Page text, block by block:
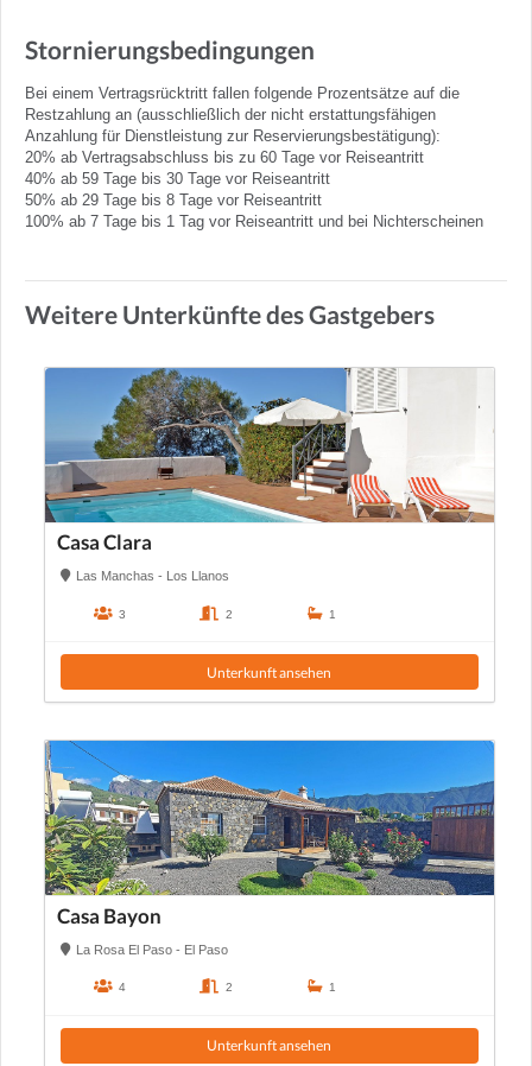
Stornierungsbedingungen
Bei einem Vertragsrücktritt fallen folgende Prozentsätze auf die
Restzahlung an (ausschließlich der nicht erstattungsfähigen
Anzahlung für Dienstleistung zur Reservierungsbestätigung):
20% ab Vertragsabschluss bis zu 60 Tage vor Reiseantritt
40% ab 59 Tage bis 30 Tage vor Reiseantritt
50% ab 29 Tage bis 8 Tage vor Reiseantritt
100% ab 7 Tage bis 1 Tag vor Reiseantritt und bei Nichterscheinen
Weitere Unterkünfte des Gastgebers
Casa Clara
Las Manchas - Los Llanos
3 2 1
Unterkunft ansehen
Casa Bayon
La Rosa El Paso - El Paso
4 2 1
Unterkunft ansehen